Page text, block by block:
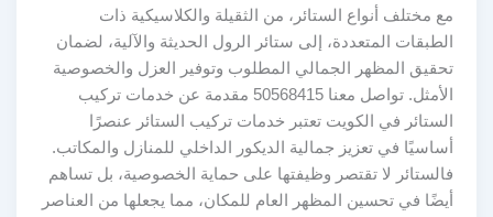
مع مختلف أنواع الستائر، من الثقيلة والكلاسيكية ذات
الطبقات المتعددة، إلى ستائر الرول الحديثة والآلية، لضمان
تحقيق المظهر الجمالي المطلوب وتوفير العزل والخصوصية
الأمثل. تواصل معنا 50568415 مقدمة عن خدمات تركيب
الستائر في الكويت تعتبر خدمات تركيب الستائر عنصرًا
أساسيًا في تعزيز جمالية الديكور الداخلي للمنازل والمكاتب.
فالستائر لا تقتصر وظيفتها على حماية الخصوصية، بل تساهم
أيضًا في تحسين المظهر العام للمكان، مما يجعلها من العناصر